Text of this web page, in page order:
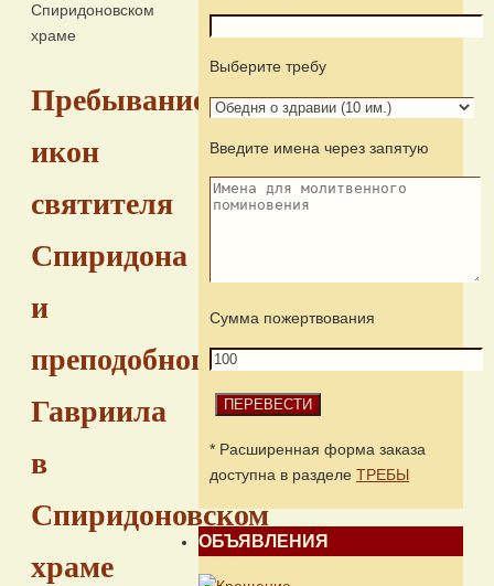
Спиридоновском
храме
Пребывание
икон
святителя
Спиридона
и
преподобного
Гавриила
в
Спиридоновском
храме
Выберите требу
Введите имена через запятую
Сумма пожертвования
* Расширенная форма заказа
доступна в разделе ТРЕБЫ
ОБЪЯВЛЕНИЯ